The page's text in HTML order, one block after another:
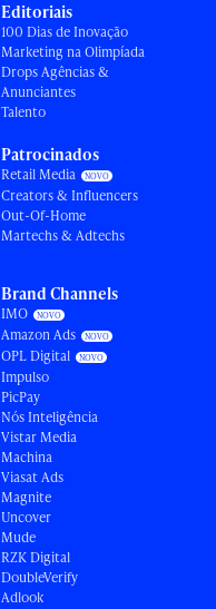
Editoriais
100 Dias de Inovação
Marketing na Olimpíada
Drops Agências &
Anunciantes
Talento
Patrocinados
Retail Media
Creators & Influencers
Out-Of-Home
Martechs & Adtechs
Brand Channels
IMO
Amazon Ads
OPL Digital
Impulso
PicPay
Nós Inteligência
Vistar Media
Machina
Viasat Ads
Magnite
Uncover
Mude
RZK Digital
DoubleVerify
Adlook